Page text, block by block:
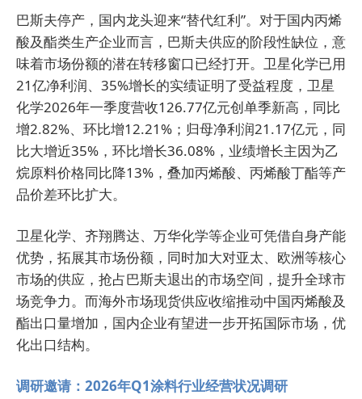
巴斯夫停产，国内龙头迎来“替代红利”。对于国内丙烯
酸及酯类生产企业而言，巴斯夫供应的阶段性缺位，意
味着市场份额的潜在转移窗口已经打开。卫星化学已用
21亿净利润、35%增长的实绩证明了受益程度，卫星
化学2026年一季度营收126.77亿元创单季新高，同比
增2.82%、环比增12.21%；归母净利润21.17亿元，同
比大增近35%，环比增长36.08%，业绩增长主因为乙
烷原料价格同比降13%，叠加丙烯酸、丙烯酸丁酯等产
品价差环比扩大。
卫星化学、齐翔腾达、万华化学等企业可凭借自身产能
优势，拓展其市场份额，同时加大对亚太、欧洲等核心
市场的供应，抢占巴斯夫退出的市场空间，提升全球市
场竞争力。而海外市场现货供应收缩推动中国丙烯酸及
酯出口量增加，国内企业有望进一步开拓国际市场，优
化出口结构。
调研邀请：2026年Q1涂料行业经营状况调研